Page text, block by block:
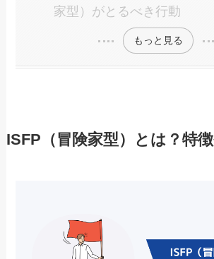
家型）がとるべき行動
もっと見る
ISFP（冒険家型）とは？特